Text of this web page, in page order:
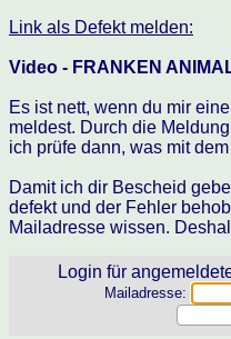
Link als Defekt melden:
Video - FRANKEN
Es ist nett, wenn du mir
meldest. Durch die
ich prüfe dann, was mit
Damit ich dir Bescheid
defekt und der Fehler
Mailadresse wissen.
Login für
Mailadresse: